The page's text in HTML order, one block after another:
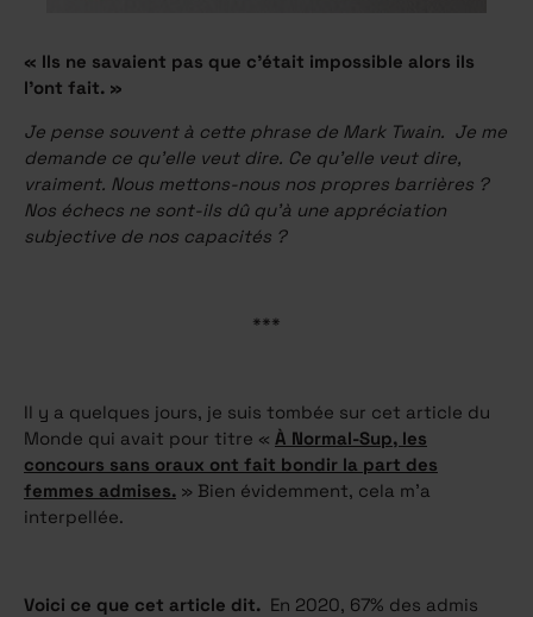
« Ils ne savaient pas que c’était impossible alors ils
l’ont fait. »
Je pense souvent à cette phrase de Mark Twain. Je me
demande ce qu’elle veut dire. Ce qu’elle veut dire,
vraiment. Nous mettons-nous nos propres barrières ?
Nos échecs ne sont-ils dû qu’à une appréciation
subjective de nos capacités ?
***
Il y a quelques jours, je suis tombée sur cet article du
Monde qui avait pour titre « À Normal-Sup, les
concours sans oraux ont fait bondir la part des
femmes admises. » Bien évidemment, cela m’a
interpellée.
Voici ce que cet article dit. En 2020, 67% des admis